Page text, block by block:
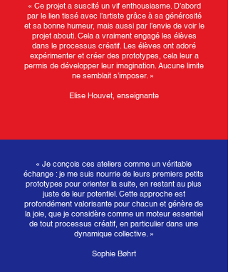
« Ce projet a suscité un vif enthousiasme. D’abord
par le lien tissé avec l’artiste grâce à sa générosité
et sa bonne humeur, mais aussi par l’envie de voir le
projet abouti. Cela a vraiment engagé les élèves
dans le processus créatif. Les élèves ont adoré
expérimenter et créer des prototypes, cela leur a
permis de développer leur imagination. Aucune limite
ne semblait s’imposer. »
Elise Houvet, enseignante
« Je conçois ces ateliers comme un véritable
échange : je me suis nourrie de leurs premiers petits
prototypes pour orienter la suite, en restant au plus
juste de leur potentiel. Cette approche est
profondément valorisante pour chacun et génère de
la joie, que je considère comme un moteur essentiel
de tout processus créatif, en particulier dans une
dynamique collective. »
Sophie Bøhrt